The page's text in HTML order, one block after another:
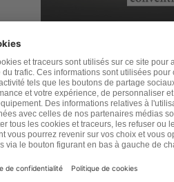
Après ¾ d’heure
Votre corps se met à
« centre du plaisir »
de
l’héroïne. Et ce